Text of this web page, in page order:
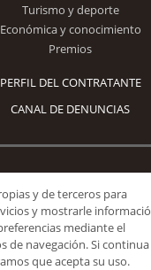
Turismo y deporte
Económica y conocimiento
Premios
PERFIL DEL CONTRATANTE
CANAL DE DENUNCIAS
y de terceros para
y mostrarle informació
mediante el
de navegación. Si continua
que acepta su uso.